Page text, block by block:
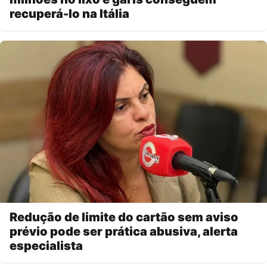
recuperá-lo na Itália
Redução de limite do cartão sem aviso
prévio pode ser prática abusiva, alerta
especialista